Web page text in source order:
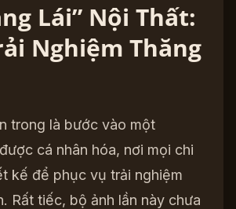
Lái” Nội Thất:
Nghiệm Thăng
trong là bước vào một
cá nhân hóa, nơi mọi chi
kế để phục vụ trải nghiệm
Rất tiếc, bộ ảnh lần này chưa